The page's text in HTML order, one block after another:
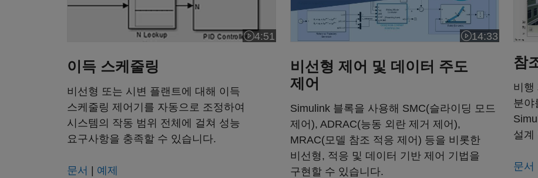
4:51
비디오 길이: 4:51
이득 스케줄링
비선형 또는 시변 플랜트에 대해 이득
스케줄링 제어기를 자동으로 조정하여
시스템의 작동 범위 전체에 걸쳐 성능
요구사항을 충족할 수 있습니다.
문서 | 예제
14:33
비디오 길이:
비선형 제어 및 데이터 주도
제어
Simulink 블록을 사용해 SMC(슬라이딩 모드
제어), ADRAC(능동 외란 제거 제어),
MRAC(모델 참조 적응 제어) 등을 비롯한
비선형, 적응 및 데이터 기반 제어 기법을
구현할 수 있습니다.
참
비행
분야
설계
문서